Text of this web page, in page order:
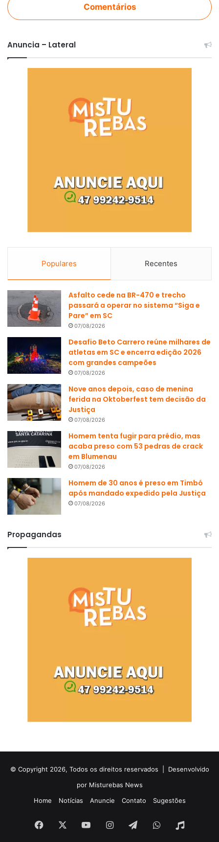
Comentários
Anuncia – Lateral
Populares Recentes
Asfalto cede na BR-470 e trecho
passará a operar no sistema “Siga e
Pare” em SC
07/08/2026
Desafio Beto Carrero reúne milhares de
atletas em SC e encerra edição 2026
com grandes campeões
07/08/2026
Nove anos depois, caso de menina
ferida na Oktoberfest tem decisão da
Justiça
07/08/2026
Homem tenta fugir para prédio, mas
acaba preso com 53 pedras de crack
em Blumenau
07/08/2026
Homem de 30 anos é preso em Timbó
após mandado expedido pela Justiça
07/08/2026
Propagandas
© Copyright 2026, Todos os direitos reservados | Desenvolvido
por Misturebas News
Home
Notícias Anuncie Contato Sugestões
Facebook YouTubeInstagramTelegramWhatsApp
Rádio